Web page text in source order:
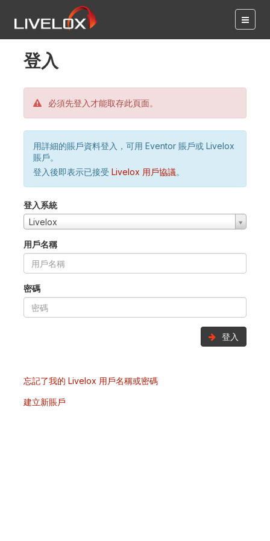
登入
必須先登入才能取存此頁面。
用詳細的賬戶資料登入，可用 Eventor 賬戶或 Livelox
賬戶。
登入後即表示已接受 Livelox 用戶協議。
登入系統
Livelox
用戶名稱
密碼
登入
忘記了我的 Livelox 用戶名稱或密碼
建立新賬戶